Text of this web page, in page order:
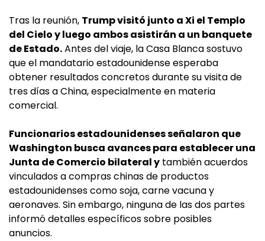
Tras la reunión, Trump visitó junto a Xi el Templo
del Cielo y luego ambos asistirán a un banquete
de Estado.Antes del viaje, la Casa Blanca sostuvo
que el mandatario estadounidense esperaba
obtener resultados concretos durante su visita de
tres días a China, especialmente en materia
comercial.
Funcionarios estadounidenses señalaron que
Washington busca avances para establecer una
Junta de Comercio bilateral y también acuerdos
vinculados a compras chinas de productos
estadounidenses como soja, carne vacuna y
aeronaves. Sin embargo, ninguna de las dos partes
informó detalles específicos sobre posibles
anuncios.